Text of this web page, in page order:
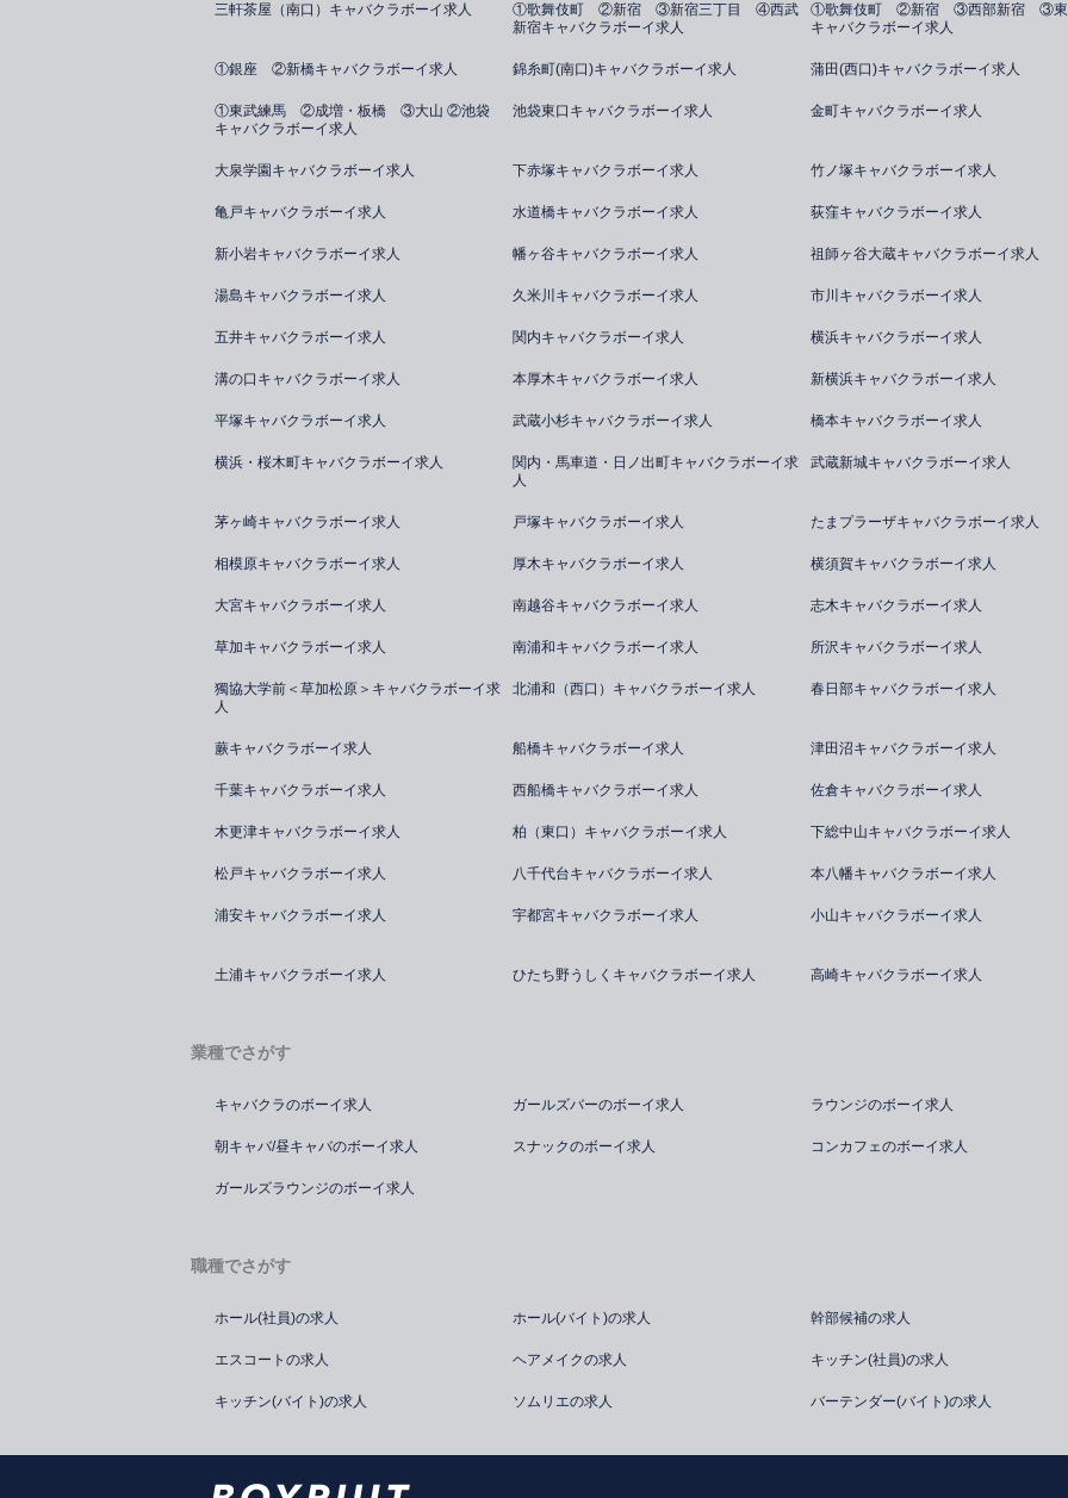
三軒茶屋（南口）キャバクラボーイ求人
①歌舞伎町 ②新宿 ③新宿三丁目 ④西武
新宿キャバクラボーイ求人
①歌舞伎町 ②新宿 ③西部新宿 ③東
キャバクラボーイ求人
①銀座 ②新橋キャバクラボーイ求人 錦糸町(南口)キャバクラボーイ求人 蒲田(西口)キャバクラボーイ求人
①東武練馬 ②成増・板橋 ③大山 ②池袋
キャバクラボーイ求人
池袋東口キャバクラボーイ求人 金町キャバクラボーイ求人
大泉学園キャバクラボーイ求人 下赤塚キャバクラボーイ求人 竹ノ塚キャバクラボーイ求人
亀戸キャバクラボーイ求人 水道橋キャバクラボーイ求人 荻窪キャバクラボーイ求人
新小岩キャバクラボーイ求人 幡ヶ谷キャバクラボーイ求人 祖師ヶ谷大蔵キャバクラボーイ求人
湯島キャバクラボーイ求人 久米川キャバクラボーイ求人 市川キャバクラボーイ求人
五井キャバクラボーイ求人 関内キャバクラボーイ求人 横浜キャバクラボーイ求人
溝の口キャバクラボーイ求人 本厚木キャバクラボーイ求人 新横浜キャバクラボーイ求人
平塚キャバクラボーイ求人 武蔵小杉キャバクラボーイ求人 橋本キャバクラボーイ求人
横浜・桜木町キャバクラボーイ求人
関内・馬車道・日ノ出町キャバクラボーイ求
人
武蔵新城キャバクラボーイ求人
茅ヶ崎キャバクラボーイ求人 戸塚キャバクラボーイ求人 たまプラーザキャバクラボーイ求人
相模原キャバクラボーイ求人 厚木キャバクラボーイ求人 横須賀キャバクラボーイ求人
大宮キャバクラボーイ求人 南越谷キャバクラボーイ求人 志木キャバクラボーイ求人
草加キャバクラボーイ求人 南浦和キャバクラボーイ求人 所沢キャバクラボーイ求人
獨協大学前＜草加松原＞キャバクラボーイ求
人
北浦和（西口）キャバクラボーイ求人 春日部キャバクラボーイ求人
蕨キャバクラボーイ求人 船橋キャバクラボーイ求人 津田沼キャバクラボーイ求人
千葉キャバクラボーイ求人 西船橋キャバクラボーイ求人 佐倉キャバクラボーイ求人
木更津キャバクラボーイ求人 柏（東口）キャバクラボーイ求人 下総中山キャバクラボーイ求人
松戸キャバクラボーイ求人 八千代台キャバクラボーイ求人 本八幡キャバクラボーイ求人
浦安キャバクラボーイ求人 宇都宮キャバクラボーイ求人 小山キャバクラボーイ求人
土浦キャバクラボーイ求人 ひたち野うしくキャバクラボーイ求人 高崎キャバクラボーイ求人
業種でさがす
キャバクラのボーイ求人 ガールズバーのボーイ求人 ラウンジのボーイ求人
朝キャバ/昼キャバのボーイ求人 スナックのボーイ求人 コンカフェのボーイ求人
ガールズラウンジのボーイ求人
職種でさがす
ホール(社員)の求人 ホール(バイト)の求人 幹部候補の求人
エスコートの求人 ヘアメイクの求人 キッチン(社員)の求人
キッチン(バイト)の求人 ソムリエの求人 バーテンダー(バイト)の求人